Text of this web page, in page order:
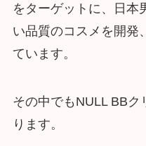
をターゲットに、日本
い品質のコスメを開発
ています。
その中でもNULL BB
ります。